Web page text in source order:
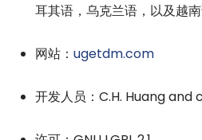
耳其语，乌克兰语，以及越南
网站： ugetdm.com
开发人员：C.H. Huang